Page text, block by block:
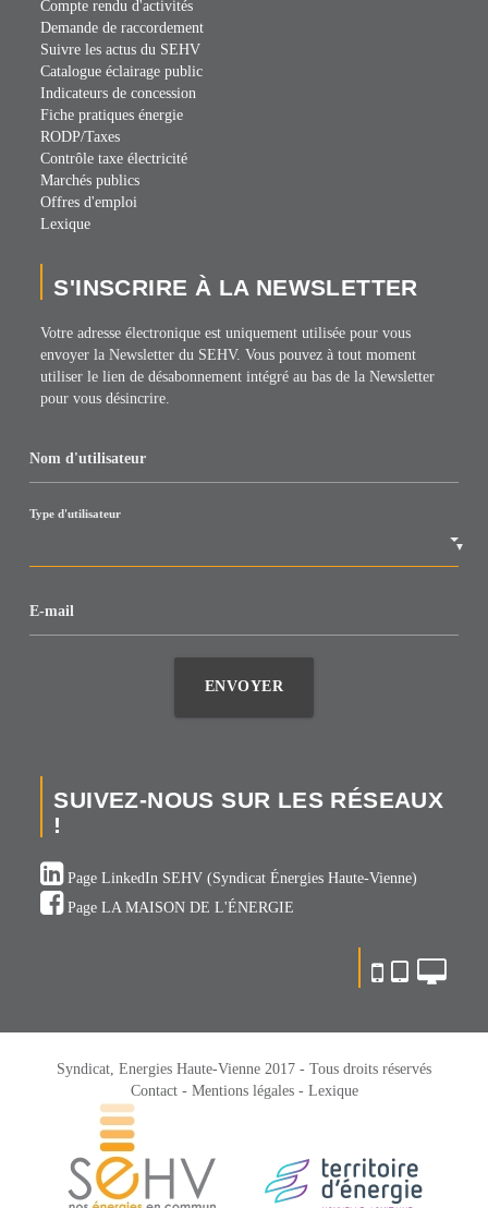
Compte rendu d'activités
Demande de raccordement
Suivre les actus du SEHV
Catalogue éclairage public
Indicateurs de concession
Fiche pratiques énergie
RODP/Taxes
Contrôle taxe électricité
Marchés publics
Offres d'emploi
Lexique
S'INSCRIRE À LA NEWSLETTER
Votre adresse électronique est uniquement utilisée pour vous
envoyer la Newsletter du SEHV. Vous pouvez à tout moment
utiliser le lien de désabonnement intégré au bas de la Newsletter
pour vous désincrire.
Nom d'utilisateur
▼
Type d'utilisateur
E-mail
ENVOYER
SUIVEZ-NOUS SUR LES RÉSEAUX
!
Page LinkedIn SEHV (Syndicat Énergies Haute-Vienne)
Page LA MAISON DE L'ÉNERGIE
Syndicat, Energies Haute-Vienne 2017 - Tous droits réservés
Contact - Mentions légales - Lexique